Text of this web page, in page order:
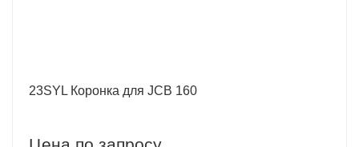
23SYL Коронка для JCB 160